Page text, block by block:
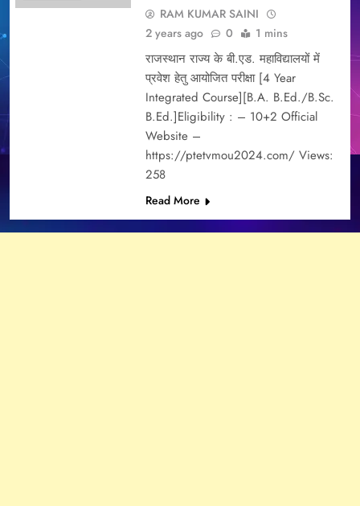
RAM KUMAR SAINI
2 years ago
0 1 mins
राजस्थान राज्य के बी.एड. महाविद्यालयों में
प्रवेश हेतु आयोजित परीक्षा [4 Year
Integrated Course][B.A. B.Ed./B.Sc.
B.Ed.]Eligibility : – 10+2 Official
Website –
https://ptetvmou2024.com/ Views:
258
Read More